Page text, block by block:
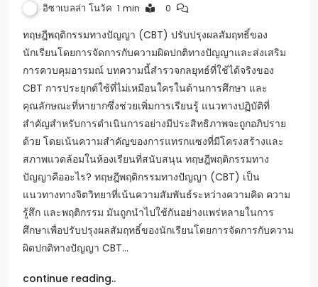
อิซาเบลล่า โนวัค 1 min 0
ทฤษฎีพฤติกรรมทางปัญญา (CBT) ปรับปรุงผลสัมฤทธิ์ของ
นักเรียนโดยการจัดการกับความผิดปกติทางปัญญาและส่งเสริม
การควบคุมอารมณ์ บทความนี้สำรวจกลยุทธ์ที่ใช้ได้จริงของ
CBT การประยุกต์ใช้ที่ไม่เหมือนใครในด้านการศึกษา และ
คุณลักษณะที่หายากซึ่งช่วยเพิ่มการเรียนรู้ แนวทางปฏิบัติที่
สำคัญสำหรับการดำเนินการอย่างมีประสิทธิภาพจะถูกอภิปราย
ด้วย โดยเน้นความสำคัญของการแทรกแซงที่มีโครงสร้างและ
สภาพแวดล้อมในห้องเรียนที่สนับสนุน ทฤษฎีพฤติกรรมทาง
ปัญญาคืออะไร? ทฤษฎีพฤติกรรมทางปัญญา (CBT) เป็น
แนวทางทางจิตวิทยาที่เน้นความสัมพันธ์ระหว่างความคิด ความ
รู้สึก และพฤติกรรม มันถูกนำไปใช้กันอย่างแพร่หลายในการ
ศึกษาเพื่อปรับปรุงผลสัมฤทธิ์ของนักเรียนโดยการจัดการกับความ
ผิดปกติทางปัญญา CBT…
continue reading..